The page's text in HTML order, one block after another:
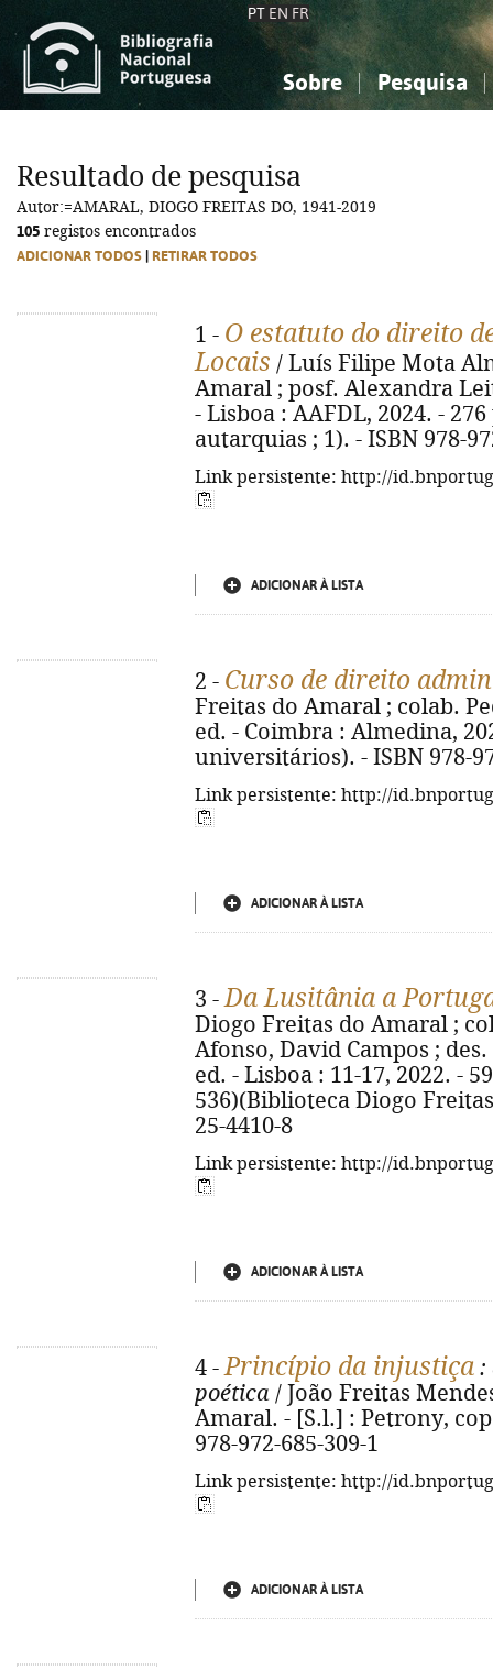
PT EN FR
Sobre Pesquisa
Ciências sociais...
Arte, desporto...
Ciências sociais...
Arte, desporto...
Resultado de pesquisa
Autor:=AMARAL, DIOGO FREITAS DO, 1941-2019
105 registos encontrados
ADICIONAR TODOS RETIRAR TODOS
1 - O estatuto do direito
Locais / Luís Filipe Mota
Amaral ; posf. Alexandra
- Lisboa : AAFDL, 2024. -
autarquias ; 1). - ISBN 978-
Link persistente: http://
ADICIONAR À LISTA
2 - Curso de direito
Freitas do Amaral ; colab.
ed. - Coimbra : Almedina,
universitários). - ISBN 978-
Link persistente: http://
ADICIONAR À LISTA
3 -Da Lusitânia a
Diogo Freitas do Amaral ;
Afonso, David Campos ;
ed. - Lisboa : 11-17, 2022. -
536)(Biblioteca Diogo
25-4410-8
Link persistente: http://
ADICIONAR À LISTA
4 -Princípio da injustiça :
poética / João Freitas
Amaral. - [S.l.] : Petrony,
978-972-685-309-1
Link persistente: http://
ADICIONAR À LISTA